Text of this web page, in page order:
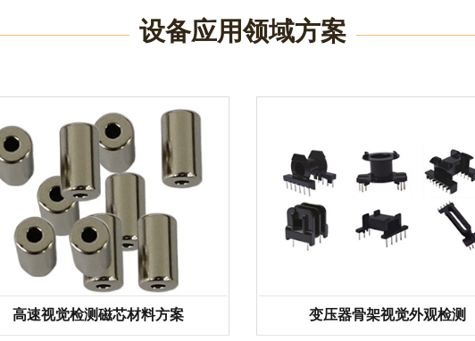
设备应用领域方案
高速视觉检测磁芯材料方案 变压器骨架视觉外观检测